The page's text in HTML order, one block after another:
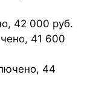
42 000 руб.
41 600
44